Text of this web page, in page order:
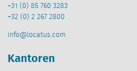
+31 (0) 85 760 3283
+32 (0) 2 267 2800
info@locatus.com
Kantoren